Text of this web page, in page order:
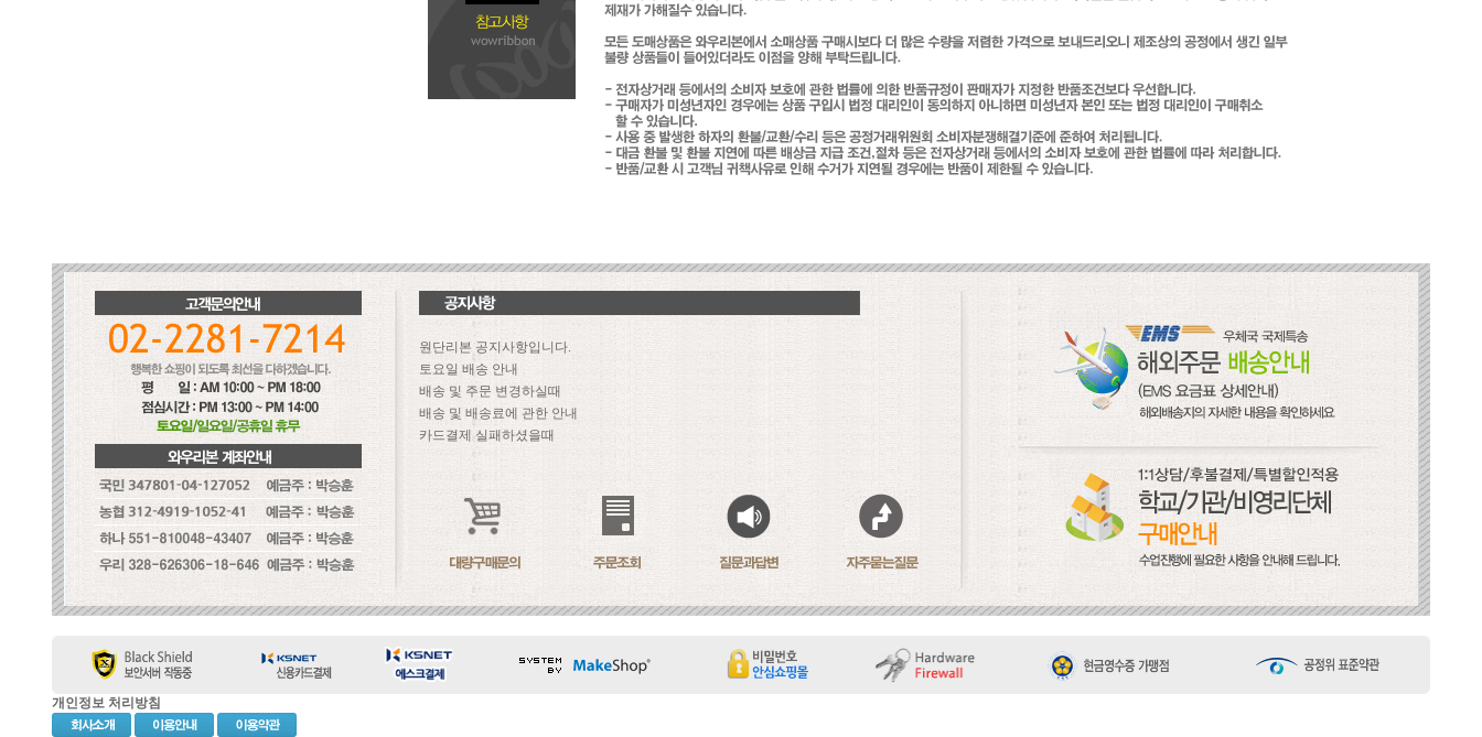
원단리본 공지사항입니다.
토요일 배송 안내
배송 및 주문 변경하실때
배송 및 배송료에 관한 안내
카드결제 실패하셨을때
개인정보 처리방침